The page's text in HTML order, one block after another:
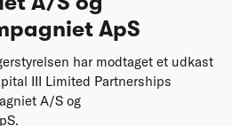
ApS
har modtaget et udkast
III Limited Partnerships
A/S og